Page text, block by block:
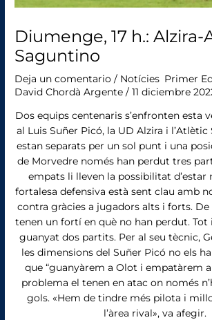
Diumenge, 17 h.: Alzira-
Saguntino
Deja un comentario / Notícies Primer
David Chordà Argente/11 diciembre
Dos equips centenaris s’enfronten esta
al Luis Suñer Picó, la UD Alzira i l’Atlètic
estan separats per un sol punt i una
de Morvedre només han perdut tres
empats li lleven la possibilitat d’estar
fortalesa defensiva està sent clau amb
contra gràcies a jugadors alts i forts. De
tenen un fortí en què no han perdut. Tot
guanyat dos partits. Per al seu tècnic,
les dimensions del Suñer Picó no els
que “guanyàrem a Olot i empatàrem a
problema el tenen en atac on només
gols. «Hem de tindre més pilota i
l’àrea rival», va afegir.